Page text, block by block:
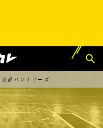
都ハンナリーズ